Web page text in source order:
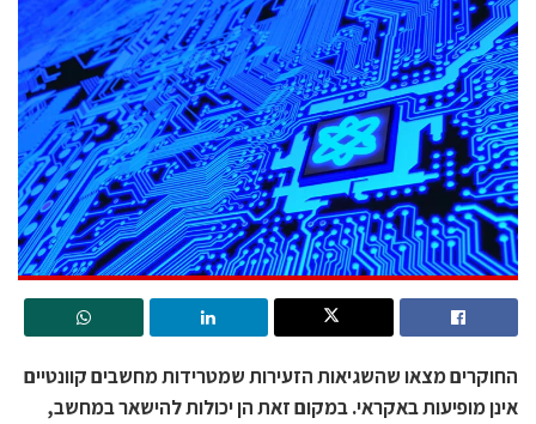
החוקרים מצאו שהשגיאות הזעירות שמטרידות מחשבים קוונטיים
אינן מופיעות באקראי. במקום זאת הן יכולות להישאר במחשב,